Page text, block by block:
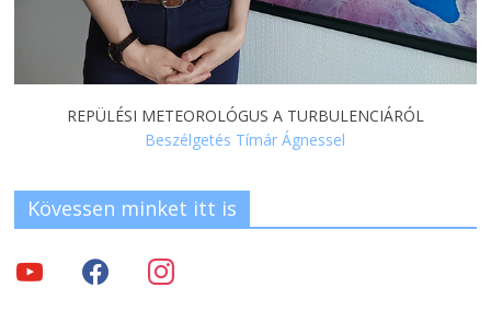
REPÜLÉSI METEOROLÓGUS A TURBULENCIÁRÓL
Beszélgetés Tímár Ágnessel
Kövessen minket itt is